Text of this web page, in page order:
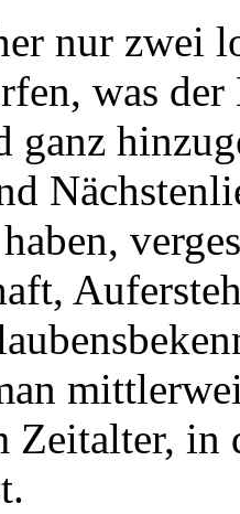
nur zwei
was
Zeitalter, in